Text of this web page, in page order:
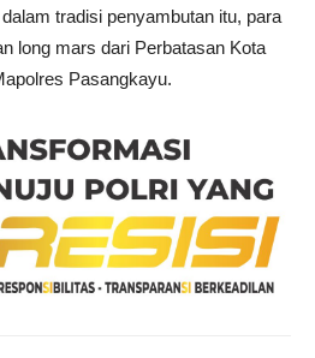
tradisi penyambutan itu, para
long mars dari Perbatasan Kota
Pasangkayu.